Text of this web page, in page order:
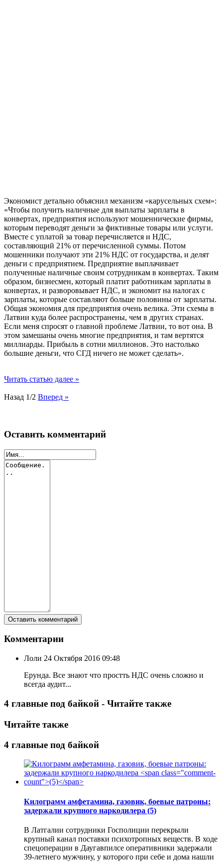
Экономист детально объяснил механизм «карусельных схем»:
«Чтобы получить наличные для выплаты зарплаты в
конвертах, предприятия используют мошеннические фирмы,
которым переводят деньги за фиктивные товары или услуги.
Вместе с уплатой за товар перечисляется и НДС,
составляющий 21% от перечисленной суммы. Потом
мошенники получают эти 21% НДС от государства, и делят
деньги с предприятием. Предприятие выплачивает
полученные наличные своим сотрудникам в конвертах. Таким
образом, бизнесмен, который платит работникам зарплаты в
конвертах, и разворовывает НДС, и экономит на налогах с
зарплаты, которые составляют больше половины от зарплаты.
Общая экономия для предприятия очень велика. Эти схемы в
Латвии куда более распространены, чем в других странах.
Если меня спросят о главной проблеме Латвии, то вот она. В
этом замешаны очень многие предприятия, и там вертятся
миллиарды. Прибыль в сотни миллионов. Это настолько
большие деньги, что СГД ничего не может сделать».
Читать статью далее »
Назад 1/2 Вперед »
Оставить комментарий
Комментарии
Лоли 24 Октября 2016 09:48
Ерунда. Все знают что простть НДС очень сложно и
всегда аудит...
4 главные под байкой - Читайте также
Читайте также
4 главные под байкой
Килограмм амфетамина, газовик, боевые патроны:
задержали крупного наркодилера (5)
В Латгалии сотрудники Госполиции перекрыли
крупный канал поставки психотропных веществ. В ходе
спецоперации в Даугавпилсе оперативники задержали
39-летнего мужчину, у которого при себе и дома нашли